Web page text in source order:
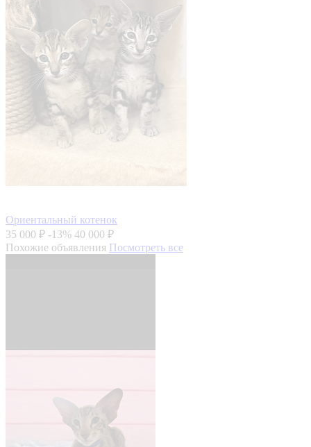
Ориентальный котенок
35 000 ₽ -13% 40 000 ₽
Похожие объявления Посмотреть все